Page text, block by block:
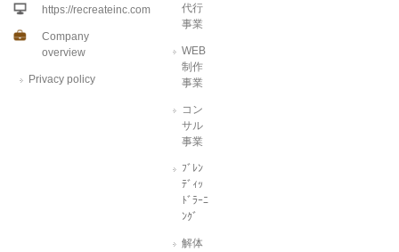
https://recreateinc.com
Company
overview
Privacy policy
代行
事業
WEB
制作
事業
コン
サル
事業
ﾌﾞﾚﾝ
ﾃﾞｨｯ
ﾄﾞﾗｰﾆ
ﾝｸﾞ
解体